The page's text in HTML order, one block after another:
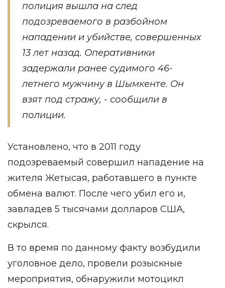
полиция вышла на след
подозреваемого в разбойном
нападении и убийстве, совершенных
13 лет назад. Оперативники
задержали ранее судимого 46-
летнего мужчину в Шымкенте. Он
взят под стражу, - сообщили в
полиции.
Установлено, что в 2011 году
подозреваемый совершил нападение на
жителя Жетысая, работавшего в пункте
обмена валют. После чего убил его и,
завладев 5 тысячами долларов США,
скрылся.
В то время по данному факту возбудили
уголовное дело, провели розыскные
мероприятия, обнаружили мотоцикл